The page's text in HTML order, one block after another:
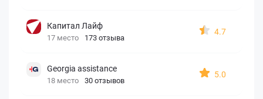
Капитал Лайф
17 место 173 отзыва
4.7
Georgia assistance
18 место 30 отзывов
5.0